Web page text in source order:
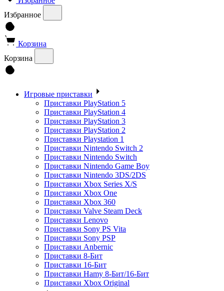
Избранное
Корзина
Корзина
Игровые приставки
Приставки PlayStation 5
Приставки PlayStation 4
Приставки PlayStation 3
Приставки PlayStation 2
Приставки Playstation 1
Приставки Nintendo Switch 2
Приставки Nintendo Switch
Приставки Nintendo Game Boy
Приставки Nintendo 3DS/2DS
Приставки Xbox Series X/S
Приставки Xbox One
Приставки Xbox 360
Приставки Valve Steam Deck
Приставки Lenovo
Приставки Sony PS Vita
Приставки Sony PSP
Приставки Anbernic
Приставки 8-Бит
Приставки 16-Бит
Приставки Hamy 8-Бит/16-Бит
Приставки Xbox Original